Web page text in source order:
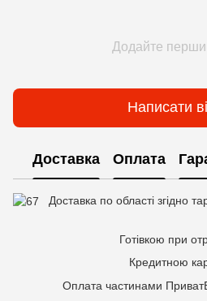
Додайте
Написати
Доставка Оплата
Доставка по області згідно
Готівкою при
Кредитною
Оплата частинами